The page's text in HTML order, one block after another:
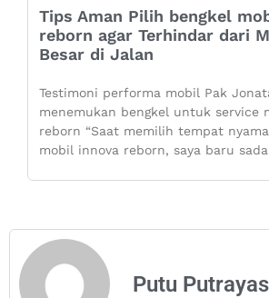
Tips Aman Pilih bengkel
reborn agar Terhindar dari
Besar di Jalan
Testimoni performa mobil Pak
menemukan bengkel untuk service
reborn “Saat memilih tempat
mobil innova reborn, saya baru
Putu